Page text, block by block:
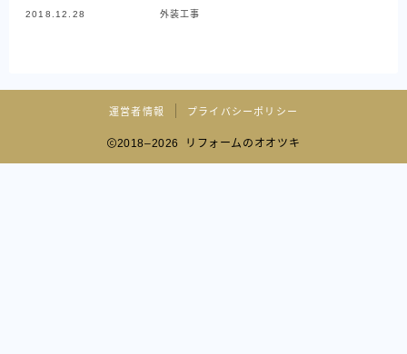
2018.12.28 外装工事
運営者情報 プライバシーポリシー
2018–2026 リフォームのオオツキ